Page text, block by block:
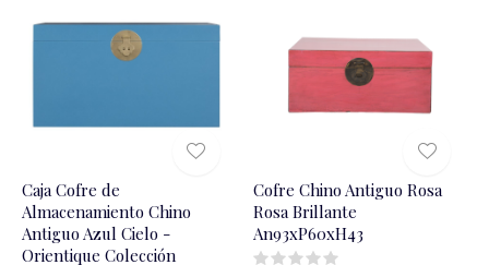
Caja Cofre de
Almacenamiento Chino
Antiguo Azul Cielo -
Orientique Colección
Cofre Chino Antiguo Rosa
Rosa Brillante
An93xP60xH43